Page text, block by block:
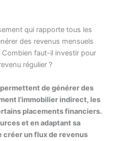
qui rapporte tous les
des revenus mensuels
faut-il investir pour
régulier ?
de générer des
l’immobilier indirect, les
placements financiers.
et en adaptant sa
créer un flux de revenus